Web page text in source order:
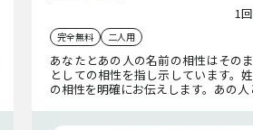
1
完全無料 二人用
あなたとあの人の名前の相性はその
としての相性を指し示しています。
の相性を明確にお伝えします。あの